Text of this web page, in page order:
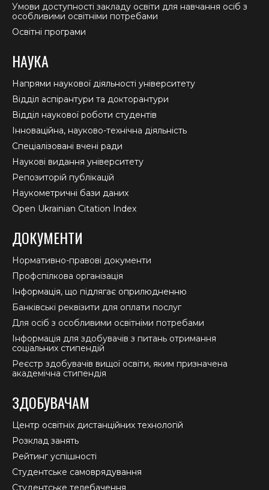
Умови доступності закладу освіти для навчання осіб з
особливими освітніми потребами
Освітні програми
НАУКА
Напрями наукової діяльності університету
Відділ аспірантури та докторантури
Відділ наукової роботи студентів
Інноваційна, науково-технічна діяльність
Спеціалізовані вчені ради
Наукові видання університету
Репозиторій публікацій
Наукометричні бази даних
Open Ukrainian Citation Index
ДОКУМЕНТИ
Нормативно-правові документи
Профспілкова організація
Інформація, що підлягає оприлюдненню
Банківські реквізити для оплати послуг
Для осіб з особливими освітніми потребами
Інформація для здобувачів з питань отримання
соціальних стипендій
Реєстр здобувачів вищої освіти, яким призначена
академічна стипендія
ЗДОБУВАЧАМ
Центр освітніх дистанційних технологій
Розклад занять
Рейтинг успішності
Студентське самоврядування
Студентське телебачення